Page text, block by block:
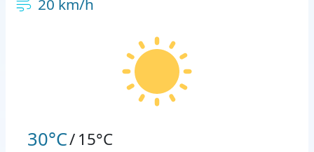
20 km/h
30°C/15°C